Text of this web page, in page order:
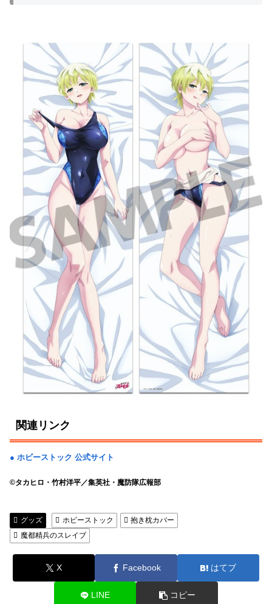
関連リンク
● ホビーストック 公式サイト
©タカヒロ・竹村洋平／集英社・魔防隊広報部
グッズ ホビーストック
抱き枕カバー
魔都精兵のスレイブ
X Facebook はてブ
LINE コピー